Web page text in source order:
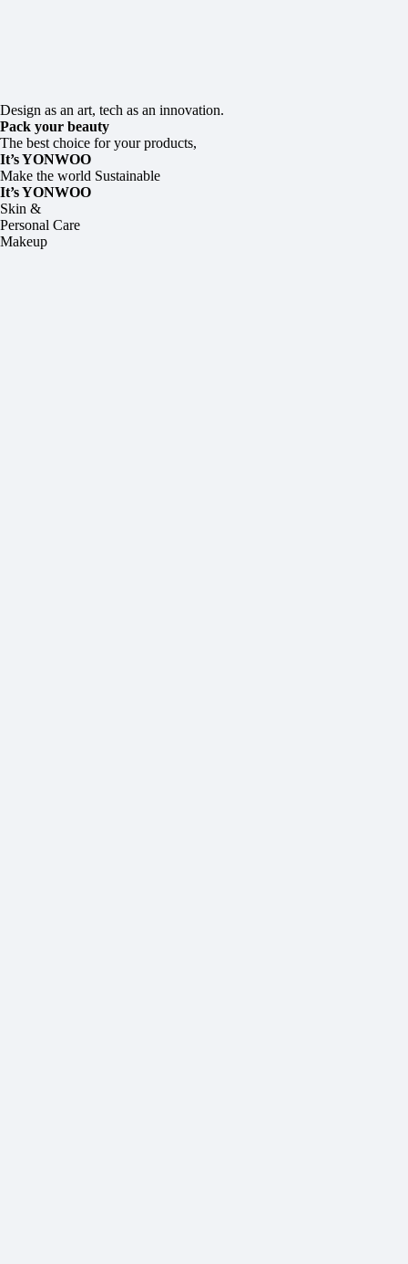
Design as an art, tech as an innovation.
Pack your beauty
The best choice for your products,
It’s YONWOO
Make the world Sustainable
It’s YONWOO
Skin &
Personal Care
Makeup